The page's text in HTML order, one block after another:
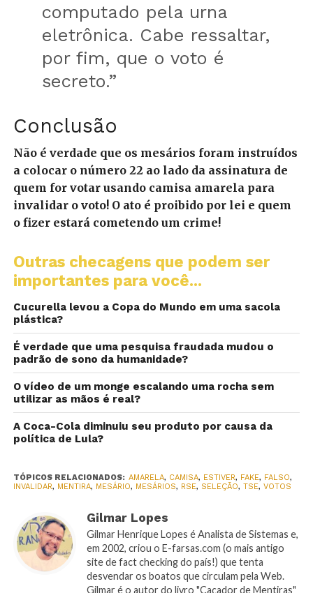
computado pela urna
eletrônica. Cabe ressaltar,
por fim, que o voto é
secreto.”
Conclusão
Não é verdade que os mesários foram instruídos
a colocar o número 22 ao lado da assinatura de
quem for votar usando camisa amarela para
invalidar o voto! O ato é proibido por lei e quem
o fizer estará cometendo um crime!
Outras checagens que podem ser
importantes para você...
Cucurella levou a Copa do Mundo em uma sacola
plástica?
É verdade que uma pesquisa fraudada mudou o
padrão de sono da humanidade?
O vídeo de um monge escalando uma rocha sem
utilizar as mãos é real?
A Coca-Cola diminuiu seu produto por causa da
política de Lula?
TÓPICOS RELACIONADOS: AMARELA, CAMISA, ESTIVER, FAKE, FALSO,
INVALIDAR, MENTIRA, MESÁRIO, MESÁRIOS, RSE, SELEÇÃO, TSE, VOTOS
Gilmar Lopes
Gilmar Henrique Lopes é Analista de Sistemas e,
em 2002, criou o E-farsas.com (o mais antigo
site de fact checking do país!) que tenta
desvendar os boatos que circulam pela Web.
Gilmar é o autor do livro "Caçador de Mentiras"